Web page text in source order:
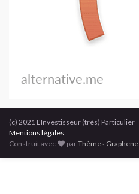
(c) 2021 L'Investisseur (très) Particulier
Mentions légales
Construit avec
parThèmes Graphene